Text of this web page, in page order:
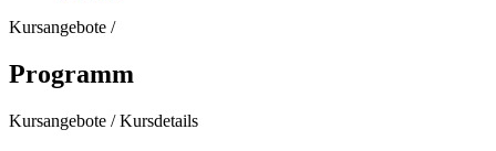
Kursangebote /
Programm
Kursangebote /Kursdetails